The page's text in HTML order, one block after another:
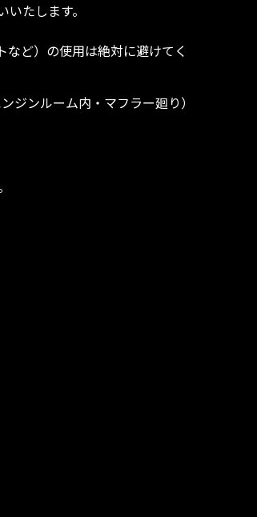
たします。
ど）の使用は絶対に避けてく
ンルーム内・マフラー廻り）